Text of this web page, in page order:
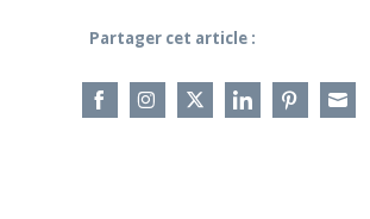
Partager cet article :